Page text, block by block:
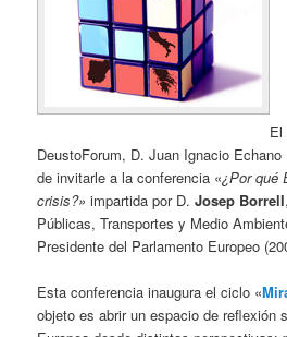
El
DeustoForum, D. Juan Ignacio
de invitarle a la conferencia «¿Por qué
crisis?»impartida por D.Josep Borrell
Públicas, Transportes y Medio
Presidente del Parlamento Europeo
Esta conferencia inaugura el ciclo «
objeto es abrir un espacio de reflexión